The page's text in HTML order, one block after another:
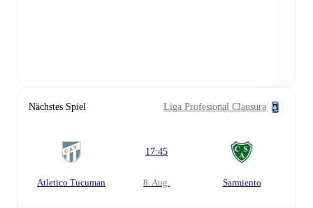
Nächstes Spiel Liga Profesional Clausura
Atletico Tucuman
17:45
8. Aug. Sarmiento